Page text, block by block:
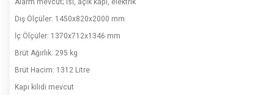
Dış Ölçüler: 1450x820x2000 mm
İç Ölçüler: 1370x712x1346 mm
Brüt Ağırlık: 295 kg
Brüt Hacim: 1312 Litre
Kapı kilidi mevcut